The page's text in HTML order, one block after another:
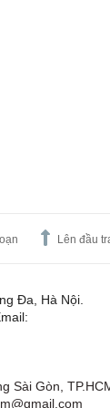
Lên đầu
Đa, Hà Nội.
Sài Gòn,